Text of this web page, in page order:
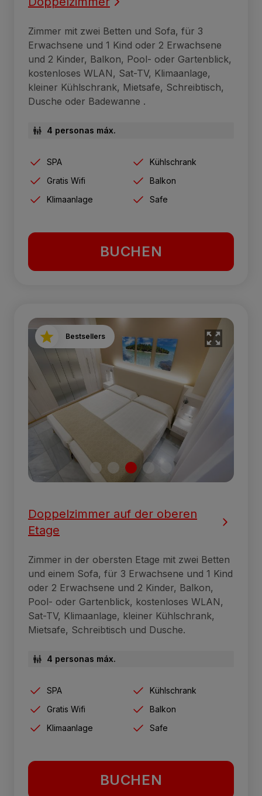
Zimmer mit zwei Betten und Sofa, für 3
Erwachsene und 1 Kind oder 2 Erwachsene
und 2 Kinder, Balkon, Pool- oder Gartenblick,
kostenloses WLAN, Sat-TV, Klimaanlage,
kleiner Kühlschrank, Mietsafe, Schreibtisch,
Dusche oder Badewanne .
4 personas máx.
SPA
Kühlschrank
Gratis Wifi
Balkon
Klimaanlage
Safe
BUCHEN
Bestsellers
Doppelzimmer auf der oberen
Etage
Zimmer in der obersten Etage mit zwei Betten
und einem Sofa, für 3 Erwachsene und 1 Kind
oder 2 Erwachsene und 2 Kinder, Balkon,
Pool- oder Gartenblick, kostenloses WLAN,
Sat-TV, Klimaanlage, kleiner Kühlschrank,
Mietsafe, Schreibtisch und Dusche.
4 personas máx.
SPA
Kühlschrank
Gratis Wifi
Balkon
Klimaanlage
Safe
BUCHEN